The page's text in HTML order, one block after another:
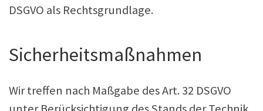
DSGVO als Rechtsgrundlage.
Sicherheitsmaßnahmen
Wir treffen nach Maßgabe des Art. 32 DSGVO